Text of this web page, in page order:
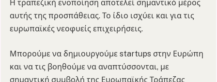
Η τραπεζική ενοποίηση αποτελεί σημαντικό μέρος
αυτής της προσπάθειας. Το ίδιο ισχύει και για τις
ευρωπαϊκές νεοφυείς επιχειρήσεις.
Μπορούμε να δημιουργούμε startups στην Ευρώπη
και να τις βοηθούμε να αναπτύσσονται, με
σημαντική συμβολή της Ευρωπαϊκής Τράπεζας